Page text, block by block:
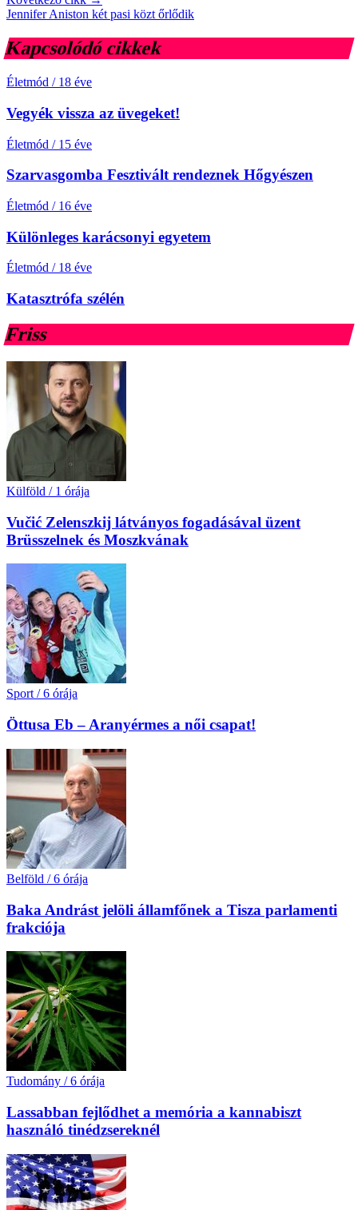
Jennifer Aniston két pasi közt őrlődik
Kapcsolódó cikkek
Életmód / 18 éve
Vegyék vissza az üvegeket!
Életmód / 15 éve
Szarvasgomba Fesztivált rendeznek Hőgyészen
Életmód / 16 éve
Különleges karácsonyi egyetem
Életmód / 18 éve
Katasztrófa szélén
Friss
Külföld / 1 órája
Vučić Zelenszkij látványos fogadásával üzent
Brüsszelnek és Moszkvának
Sport / 6 órája
Öttusa Eb – Aranyérmes a női csapat!
Belföld / 6 órája
Baka Andrást jelöli államfőnek a Tisza parlamenti
frakciója
Tudomány / 6 órája
Lassabban fejlődhet a memória a kannabiszt
használó tinédzsereknél